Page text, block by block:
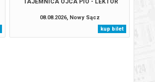
TAJEMNICA OJCA PIO - LEKTOR
08.08.2026, Nowy Sącz
kup bilet